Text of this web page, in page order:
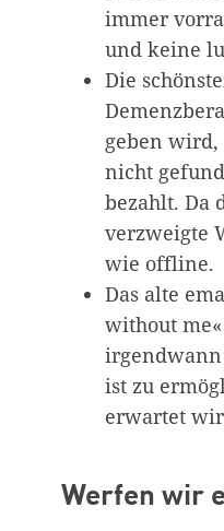
immer
und keine
Die
geben
nicht
bezahlt. Da
verzweigte
wie offline.
Das alte
without
ist zu
erwartet
Werfen wir